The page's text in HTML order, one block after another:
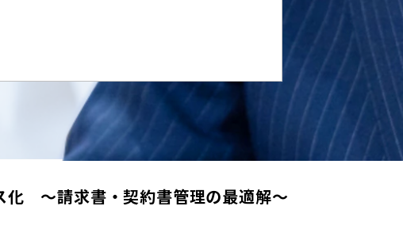
化 〜請求書・契約書管理の最適解〜